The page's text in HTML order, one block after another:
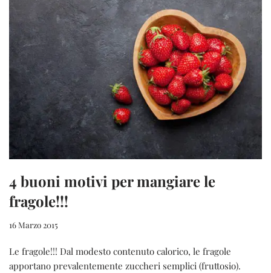
4 buoni motivi per mangiare le
fragole!!!
16 Marzo 2015
Le fragole!!! Dal modesto contenuto calorico, le fragole
apportano prevalentemente zuccheri semplici (fruttosio).